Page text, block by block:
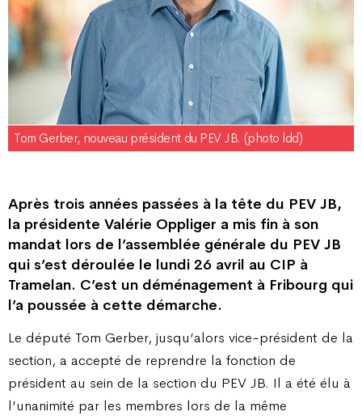
Tom Gerber, nouveau président du PEV JB. (photo ldd)
Après trois années passées à la tête du PEV JB,
la présidente Valérie Oppliger a mis fin à son
mandat lors de l’assemblée générale du PEV JB
qui s’est déroulée le lundi 26 avril au CIP à
Tramelan. C’est un déménagement à Fribourg qui
l’a poussée à cette démarche.
Le député Tom Gerber, jusqu’alors vice-président de la
section, a accepté de reprendre la fonction de
président au sein de la section du PEV JB. Il a été élu à
l’unanimité par les membres lors de la même